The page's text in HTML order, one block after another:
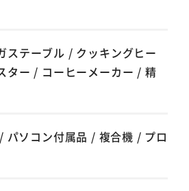
ステーブル / クッキングヒー
ター / コーヒーメーカー / 精
ソコン付属品 / 複合機 / プロ